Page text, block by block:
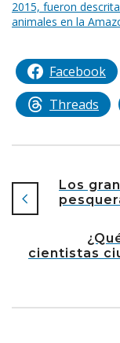
2015, fueron
animales en la
Facebook
Threads
Los
cientistas